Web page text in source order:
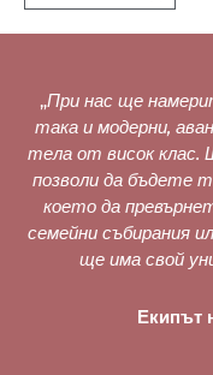
„При нас ще
така и модерни,
тела от висок
позволи да бъдете
което да
семейни събирания
ще има свой
Екипът